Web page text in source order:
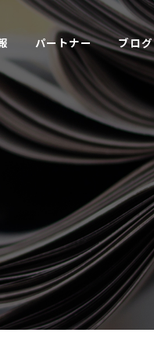
パートナー ブログ